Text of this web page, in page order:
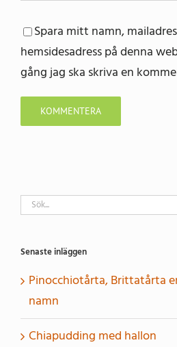
Spara mitt namn,
hemsidesadress på denna
gång jag ska skriva en
Sök
Senaste inläggen
Pinocchiotårta, Brittatårta
namn
Chiapudding med hallon